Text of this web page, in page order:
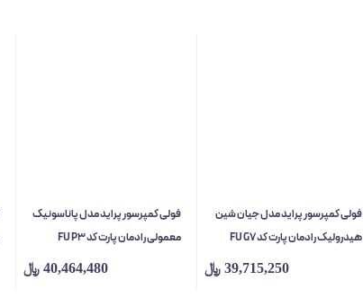
39,715,250 ﷼
فولی کمپرسور پراید مدل جیان شین
هیدرولیک رادمان پارت کد FU G7
40,464,480 ﷼
فولی کمپرسور پراید مدل پاناسونیک
معمولی رادمان پارت کد FU P3